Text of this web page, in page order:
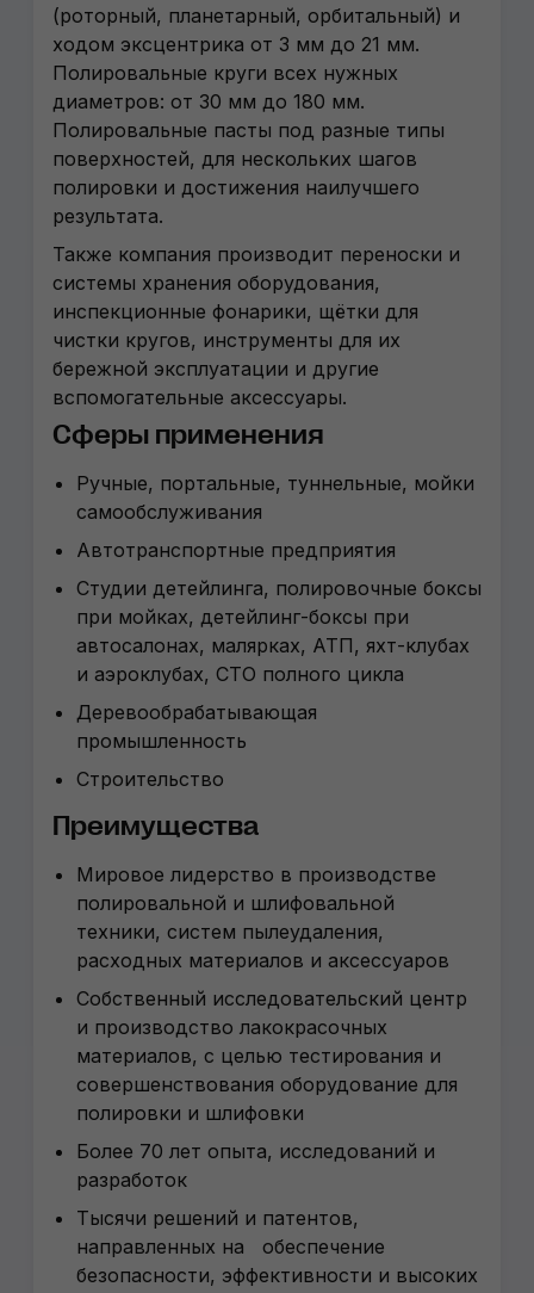
(роторный, планетарный, орбитальный) и
ходом эксцентрика от 3 мм до 21 мм.
Полировальные круги всех нужных
диаметров: от 30 мм до 180 мм.
Полировальные пасты под разные типы
поверхностей, для нескольких шагов
полировки и достижения наилучшего
результата.
Также компания производит переноски и
системы хранения оборудования,
инспекционные фонарики, щётки для
чистки кругов, инструменты для их
бережной эксплуатации и другие
вспомогательные аксессуары.
Сферы применения
Ручные, портальные, туннельные, мойки
самообслуживания
Автотранспортные предприятия
Студии детейлинга, полировочные боксы
при мойках, детейлинг-боксы при
автосалонах, малярках, АТП, яхт-клубах
и аэроклубах, СТО полного цикла
Деревообрабатывающая
промышленность
Строительство
Преимуществa
Мировое лидерство в производстве
полировальной и шлифовальной
техники, систем пылеудаления,
расходных материалов и аксессуаров
Собственный исследовательский центр
и производство лакокрасочных
материалов, с целью тестирования и
совершенствования оборудование для
полировки и шлифовки
Более 70 лет опыта, исследований и
разработок
Тысячи решений и патентов,
направленных на обеспечение
безопасности, эффективности и высоких